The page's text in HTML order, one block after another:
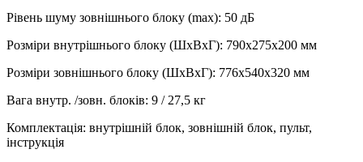
Рівень шуму зовнішнього блоку (max): 50 дБ
Розміри внутрішнього блоку (ШхВхГ): 790х275х200 мм
Розміри зовнішнього блоку (ШхВхГ): 776х540х320 мм
Вага внутр. /зовн. блоків: 9 / 27,5 кг
Комплектація: внутрішній блок, зовнішній блок, пульт,
інструкція